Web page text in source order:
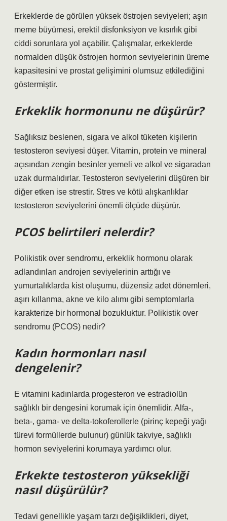
Erkeklerde de görülen yüksek östrojen seviyeleri; aşırı
meme büyümesi, erektil disfonksiyon ve kısırlık gibi
ciddi sorunlara yol açabilir. Çalışmalar, erkeklerde
normalden düşük östrojen hormon seviyelerinin üreme
kapasitesini ve prostat gelişimini olumsuz etkilediğini
göstermiştir.
Erkeklik hormonunu ne düşürür?
Sağlıksız beslenen, sigara ve alkol tüketen kişilerin
testosteron seviyesi düşer. Vitamin, protein ve mineral
açısından zengin besinler yemeli ve alkol ve sigaradan
uzak durmalıdırlar. Testosteron seviyelerini düşüren bir
diğer etken ise strestir. Stres ve kötü alışkanlıklar
testosteron seviyelerini önemli ölçüde düşürür.
PCOS belirtileri nelerdir?
Polikistik over sendromu, erkeklik hormonu olarak
adlandırılan androjen seviyelerinin arttığı ve
yumurtalıklarda kist oluşumu, düzensiz adet dönemleri,
aşırı kıllanma, akne ve kilo alımı gibi semptomlarla
karakterize bir hormonal bozukluktur. Polikistik over
sendromu (PCOS) nedir?
Kadın hormonları nasıl
dengelenir?
E vitamini kadınlarda progesteron ve estradiolün
sağlıklı bir dengesini korumak için önemlidir. Alfa-,
beta-, gama- ve delta-tokoferollerle (pirinç kepeği yağı
türevi formüllerde bulunur) günlük takviye, sağlıklı
hormon seviyelerini korumaya yardımcı olur.
Erkekte testosteron yüksekliği
nasıl düşürülür?
Tedavi genellikle yaşam tarzı değişiklikleri, diyet,